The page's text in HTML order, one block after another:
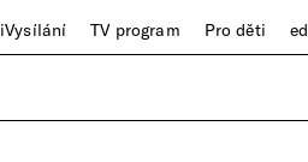
iVysílání TV program Pro děti